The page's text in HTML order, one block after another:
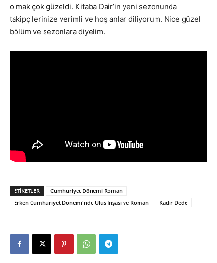
olmak çok güzeldi. Kitaba Dair’in yeni sezonunda
takipçilerinize verimli ve hoş anlar diliyorum. Nice güzel
bölüm ve sezonlara diyelim.
ETIKETLER
Cumhuriyet Dönemi Roman
Erken Cumhuriyet Dönemi'nde Ulus İnşası ve Roman
Kadir Dede